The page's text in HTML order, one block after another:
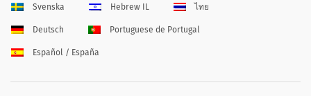
Svenska Hebrew IL ไทย
Deutsch Portuguese de Portugal
Español / España